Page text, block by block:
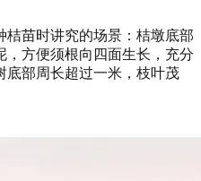
苗时讲究的场景：桔墩底部
方便须根向四面生长，充分
底部周长超过一米，枝叶茂